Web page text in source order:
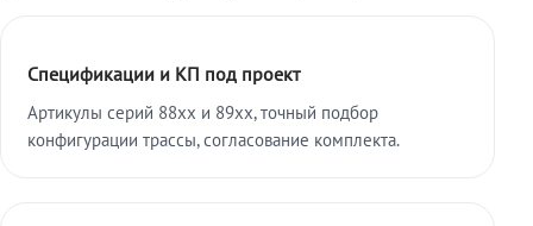
Спецификации и КП под проект
Артикулы серий 88xx и 89xx, точный подбор
конфигурации трассы, согласование комплекта.